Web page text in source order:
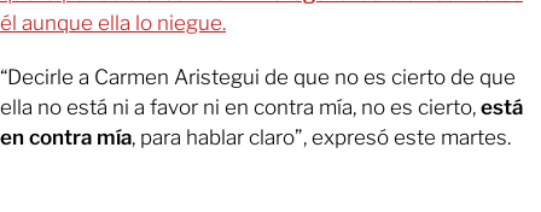
él aunque ella lo niegue.
“Decirle a Carmen Aristegui de que no es cierto de que
ella no está ni a favor ni en contra mía, no es cierto, está
en contra mía, para hablar claro”, expresó este martes.